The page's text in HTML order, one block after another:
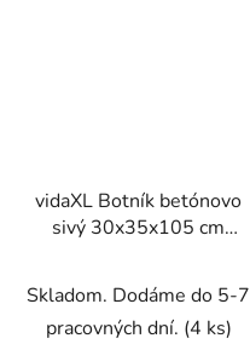
vidaXL Botník betónovo
sivý 30x35x105 cm
Skladom. Dodáme do 5-7
pracovných dní. (4 ks)